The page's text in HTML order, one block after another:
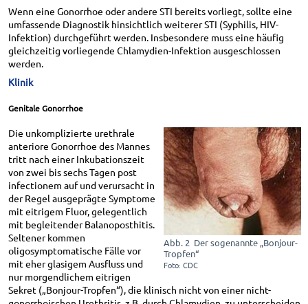
Wenn eine Gonorrhoe oder andere STI bereits vorliegt, sollte eine
umfassende Diagnostik hinsichtlich weiterer STI (Syphilis, HIV-
Infektion) durchgeführt werden. Insbesondere muss eine häufig
gleichzeitig vorliegende Chlamydien-Infektion ausgeschlossen
werden.
Klinik
Genitale Gonorrhoe
Abb. 2 Der sogenannte „Bonjour-
Tropfen“
Foto: CDC
Die unkomplizierte urethrale
anteriore Gonorrhoe des Mannes
tritt nach einer Inkubationszeit
von zwei bis sechs Tagen post
infectionem auf und verursacht in
der Regel ausgeprägte Symptome
mit eitrigem Fluor, gelegentlich
mit begleitender Balanoposthitis.
Seltener kommen
oligosymptomatische Fälle vor
mit eher glasigem Ausfluss und
nur morgendlichem eitrigen
Sekret („Bonjour-Tropfen“), die klinisch nicht von einer nicht-